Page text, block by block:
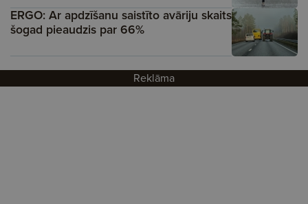
ERGO: Ar apdzīšanu saistīto avāriju skaits
šogad pieaudzis par 66%
Reklāma